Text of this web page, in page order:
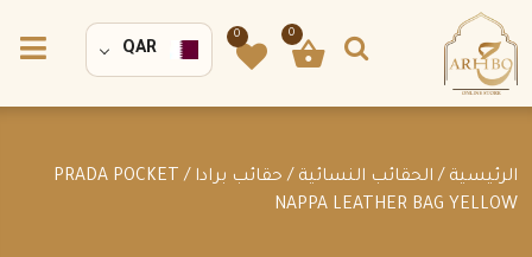
0
0
QAR
الرئيسية / الحقائب النسائية / حقائب برادا
/ PRADA POCKET
NAPPA LEATHER BAG YELLOW